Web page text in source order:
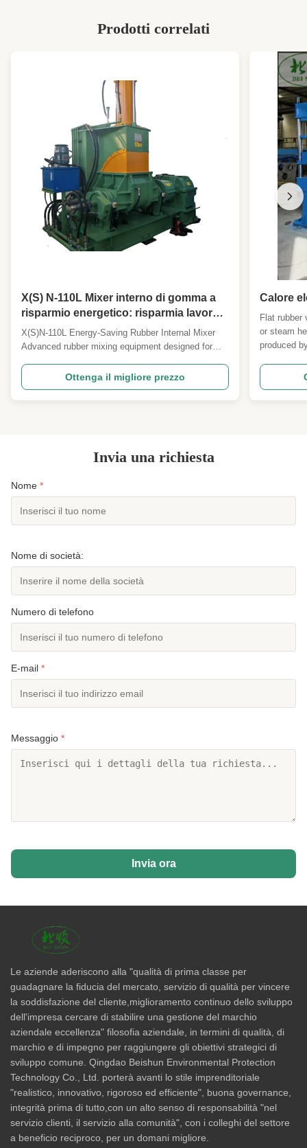
Prodotti correlati
X(S) N-110L Mixer interno di gomma a
risparmio energetico: risparmia lavoro,
basso tasso di guasto, funzionamento
ininterrotto.
X(S)N-110L Energy-Saving Rubber Internal Mixer
Advanced rubber mixing equipment designed for
operation in industrial applications. Frequently
Asked Questions Model Selection What standard
volume models do you have? How to select proper
Ottenga il migliore prezzo
Calore
Flat rubber
or steam
produced
rubber
research,
Invia una richiesta
Nome *
Nome di società:
Numero di telefono
E-mail *
Messaggio *
Invia ora
Le aziende aderiscono alla "qualità di prima classe per
guadagnare la fiducia del mercato, servizio di qualità per vincere
la soddisfazione del cliente,miglioramento continuo dello sviluppo
dell'impresa cercare di stabilire una gestione del marchio
aziendale eccellenza" filosofia aziendale, in termini di qualità, di
marchio e di impegno per raggiungere gli obiettivi strategici di
sviluppo comune. Qingdao Beishun Environmental Protection
Technology Co., Ltd. porterà avanti lo stile imprenditoriale
"realistico, innovativo, rigoroso ed efficiente", buona governance,
integrità prima di tutto,con un alto senso di responsabilità "nel
servizio clienti, il servizio alla comunità", con i colleghi del settore
a beneficio reciproco, per un domani migliore.